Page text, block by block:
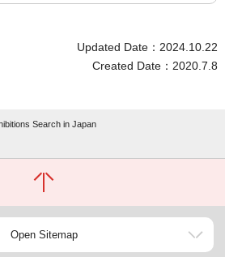
Updated Date：2024.10.22
Created Date：2020.7.8
Search in Japan
Open Sitemap